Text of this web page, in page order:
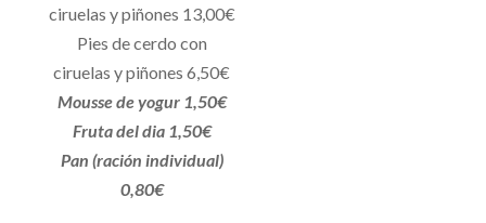
ciruelas y piñones 13,00€
Pies de cerdo con
ciruelas y piñones 6,50€
Mousse de yogur 1,50€
Fruta del dia 1,50€
Pan (ración individual)
0,80€